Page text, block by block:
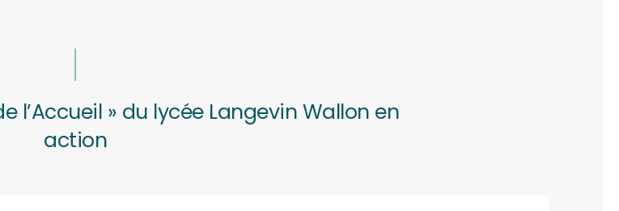
l’Accueil » du lycée Langevin Wallon en
action